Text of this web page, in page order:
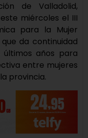
de Valladolid,
miércoles el III
para la Mujer
da continuidad
años para
entre mujeres
provincia.